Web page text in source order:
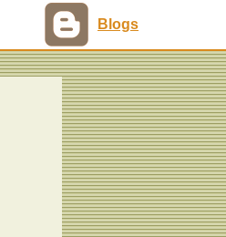
Blogs